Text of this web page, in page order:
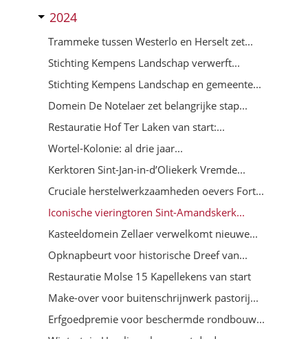
2024
Trammeke tussen Westerlo en Herselt zet...
Stichting Kempens Landschap verwerft...
Stichting Kempens Landschap en gemeente...
Domein De Notelaer zet belangrijke stap...
Restauratie Hof Ter Laken van start:...
Wortel-Kolonie: al drie jaar...
Kerktoren Sint-Jan-in-d’Oliekerk Vremde...
Cruciale herstelwerkzaamheden oevers Fort...
Iconische vieringtoren Sint-Amandskerk...
Kasteeldomein Zellaer verwelkomt nieuwe...
Opknapbeurt voor historische Dreef van...
Restauratie Molse 15 Kapellekens van start
Make-over voor buitenschrijnwerk pastorij...
Erfgoedpremie voor beschermde rondbouw...